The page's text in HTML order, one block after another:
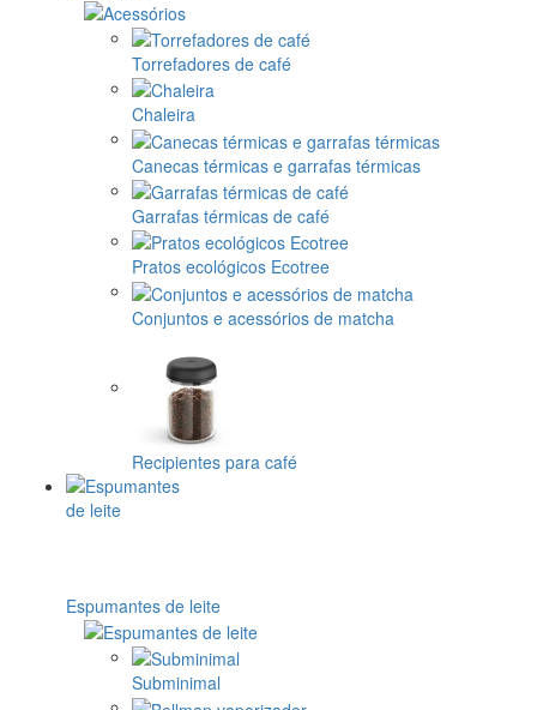
Torrefadores de café
Chaleira
Canecas térmicas e garrafas térmicas
Garrafas térmicas de café
Pratos ecológicos Ecotree
Conjuntos e acessórios de matcha
Recipientes para café
Espumantes de leite
Subminimal